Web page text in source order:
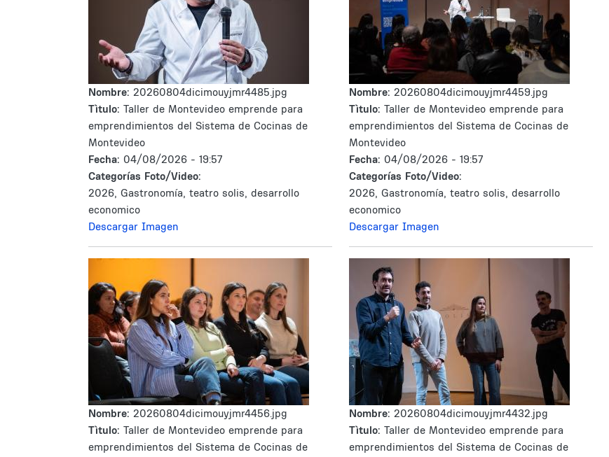
Nombre: 20260804dicimouyjmr4485.jpg
Tìtulo: Taller de Montevideo emprende para
emprendimientos del Sistema de Cocinas de
Montevideo
Fecha: 04/08/2026 - 19:57
Categorías Foto/Video:
2026, Gastronomía, teatro solis, desarrollo
economico
Descargar Imagen
Nombre: 20260804dicimouyjmr4459.jpg
Tìtulo: Taller de Montevideo emprende para
emprendimientos del Sistema de Cocinas de
Montevideo
Fecha: 04/08/2026 - 19:57
Categorías Foto/Video:
2026, Gastronomía, teatro solis, desarrollo
economico
Descargar Imagen
Nombre: 20260804dicimouyjmr4456.jpg
Tìtulo: Taller de Montevideo emprende para
emprendimientos del Sistema de Cocinas de
Nombre: 20260804dicimouyjmr4432.jpg
Tìtulo: Taller de Montevideo emprende para
emprendimientos del Sistema de Cocinas de